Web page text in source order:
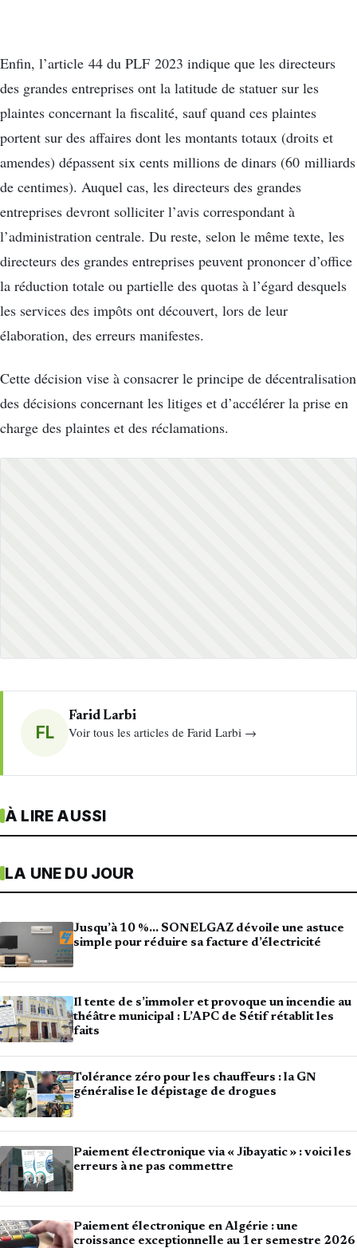
Enfin, l’article 44 du PLF 2023 indique que les directeurs
des grandes entreprises ont la latitude de statuer sur les
plaintes concernant la fiscalité, sauf quand ces plaintes
portent sur des affaires dont les montants totaux (droits et
amendes) dépassent six cents millions de dinars (60 milliards
de centimes). Auquel cas, les directeurs des grandes
entreprises devront solliciter l’avis correspondant à
l’administration centrale. Du reste, selon le même texte, les
directeurs des grandes entreprises peuvent prononcer d’office
la réduction totale ou partielle des quotas à l’égard desquels
les services des impôts ont découvert, lors de leur
élaboration, des erreurs manifestes.
Cette décision vise à consacrer le principe de décentralisation
des décisions concernant les litiges et d’accélérer la prise en
charge des plaintes et des réclamations.
FL
Farid Larbi
Voir tous les articles de Farid Larbi →
À LIRE AUSSI
LA UNE DU JOUR
Jusqu’à 10 %… SONELGAZ dévoile une astuce
simple pour réduire sa facture d’électricité
Il tente de s’immoler et provoque un incendie au
théâtre municipal : L’APC de Sétif rétablit les
faits
Tolérance zéro pour les chauffeurs : la GN
généralise le dépistage de drogues
Paiement électronique via « Jibayatic » : voici les
erreurs à ne pas commettre
Paiement électronique en Algérie : une
croissance exceptionnelle au 1er semestre 2026